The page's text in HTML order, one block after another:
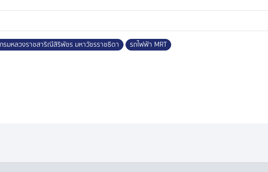
ารและลานจอดรถของ รฟม. เพื่อ
รถไฟฟ้า MRT สายสีม่วง ประกอบ
งไผ่ สถานีสามแยกบางใหญ่ สถานี
รมหลวงราชสาริณีสิริพัชร มหาวัชรราชธิดา รถไฟฟ้า MRT